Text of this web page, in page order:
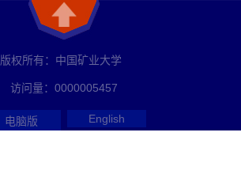
版权所有：中国矿业大学
访问量： 0000005457
电脑版 English